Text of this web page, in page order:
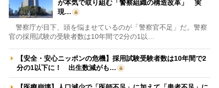
が本気で取り組む「警察組織の構造改革」 実
現…
警察庁が目下、頭を悩ませているのが「警察官不足」だ。警察
官の採用試験の受験者数は10年間で2分の1以…
【安全・安心ニッポンの危機】採用試験受験者数は10年間で2
分の1以下に！ 出生数減がも…